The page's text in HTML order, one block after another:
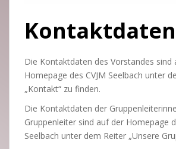
Kontaktdaten
Die Kontaktdaten des Vorstandes sind
Homepage des CVJM Seelbach unter
„Kontakt“ zu finden.
Die Kontaktdaten der
Gruppenleiter sind auf der Homepage
Seelbach unter dem Reiter „Unsere